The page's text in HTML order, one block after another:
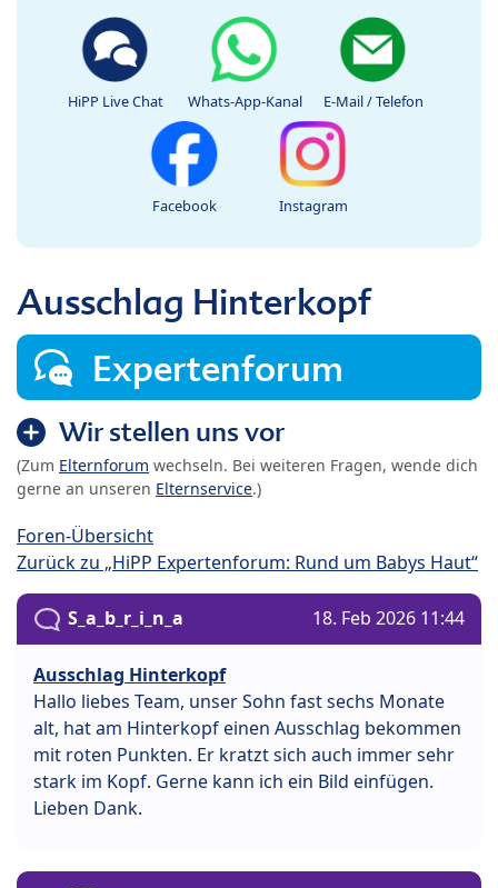
HiPP Live Chat Whats-App-Kanal E-Mail / Telefon
Facebook Instagram
Ausschlag Hinterkopf
Expertenforum
Wir stellen uns vor
(Zum Elternforum wechseln. Bei weiteren Fragen, wende dich
gerne an unseren Elternservice.)
Foren-Übersicht
Zurück zu „HiPP Expertenforum: Rund um Babys Haut“
S_a_b_r_i_n_a 18. Feb 2026 11:44
Ausschlag Hinterkopf
Hallo liebes Team, unser Sohn fast sechs Monate
alt, hat am Hinterkopf einen Ausschlag bekommen
mit roten Punkten. Er kratzt sich auch immer sehr
stark im Kopf. Gerne kann ich ein Bild einfügen.
Lieben Dank.